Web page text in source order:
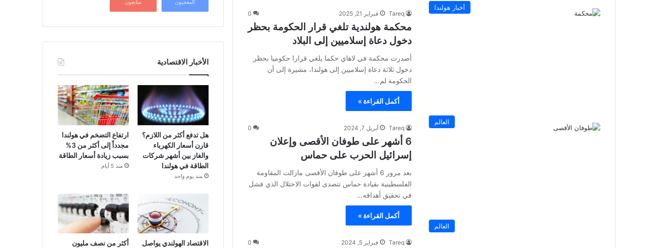
أخبار هولندا
Tareq فبراير 21, 2025 0
محكمة هولندية تلغي قرار الحكومة بحظر
دخول دعاة إسلاميين إلى البلاد
أصدرت محكمة في لاهاي حكما يلغي قرارا حكوميا بحظر
دخول ثلاثة دعاة إسلاميين إلى هولندا، مشيرة إلى أن
الحكومة لم…
أكمل القراءة »
العالم
Tareq أبريل 7, 2024 0
6 أشهر على طوفان الأقصى وإعلان
إسرائيل الحرب على حماس
بعد مرور 6 أشهر على طوفان الأقصى مازالت المقاومة
الفلسطينية بقيادة حماس تتصدى لقوات الاحتلال الذي فشل
في تحقيق أهدافه…
أكمل القراءة »
العالم
Tareq فبراير 5, 2024 0
المعجبون متابعون
الأخبار الاقتصادية
هل تدفع أكثر من اللازم؟
قارن أسعار الكهرباء
والغاز بين أشهر شركات
الطاقة في هولندا
منذ يوم واحد
ارتفاع التضخم في هولندا
مجدداً إلى أكثر من 3%
بسبب زيادة أسعار الطاقة
منذ 5 أيام
الاقتصاد الهولندي يواصل
أكثر من نصف مليون